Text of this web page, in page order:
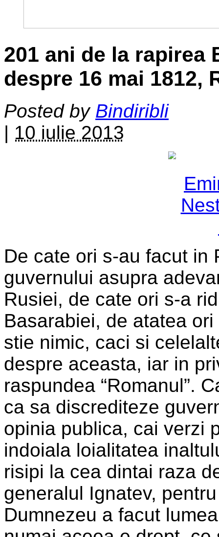
201 ani de la rapirea
despre 16 mai 1812,
Posted by Bindiribli
| 10 iulie 2013
De cate ori s-au facut in
guvernului asupra
Rusiei, de cate ori s-a
Basarabiei, de atatea
stie nimic, caci si
despre aceasta, iar in
raspundea “Romanul”.
ca sa discrediteze
opinia publica, cai verzi
indoiala loialitatea
risipi la cea dintai raza
generalul Ignatev,
Dumnezeu a facut